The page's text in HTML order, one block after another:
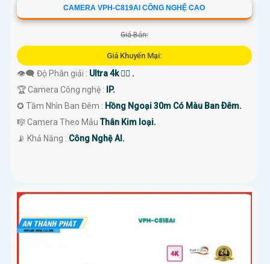
CAMERA VPH-C819AI CÔNG NGHỆ CAO
Giá Bán:
Giá Khuyến Mại:
👁️‍🗨 Độ Phân giải : Ultra 4k 👍🏾 .
🏆 Camera Công nghệ :
IP.
✪ Tầm Nhìn Ban Đêm : Hồng Ngoại 30m Có Màu Ban Ðêm.
🎼️ Camera Theo MẫuThân Kim loại.
️📡 Khả Năng : Công Nghệ AI.